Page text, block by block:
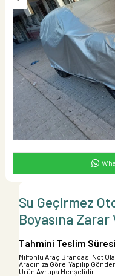
Su Geçirmez
Boyasına Zarar
Tahmini Teslim Süresi
Milfonlu Araç Brandası Not
Aracınıza Göre Yapılıp
Ürün Avrupa Menşelidir